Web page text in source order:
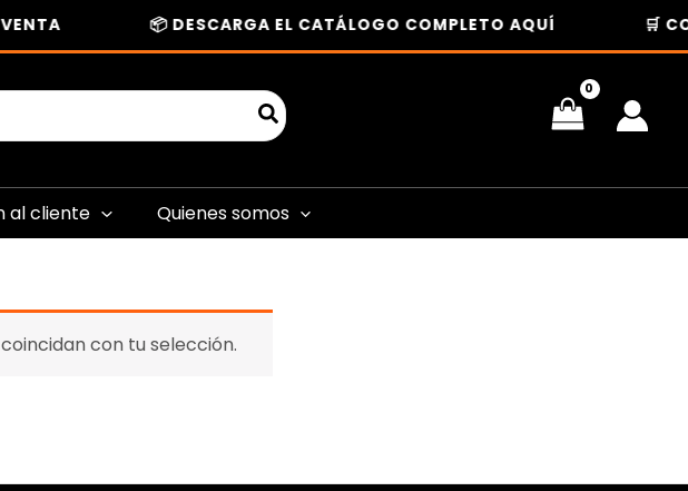
📦 DESCARGA EL CATÁLOGO COMPLETO AQUÍ 🛒
al cliente Quienes somos
con tu selección.